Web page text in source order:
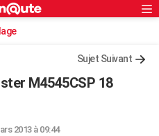
Sujet Suivant
M4545CSP 18
2013 à 09:44